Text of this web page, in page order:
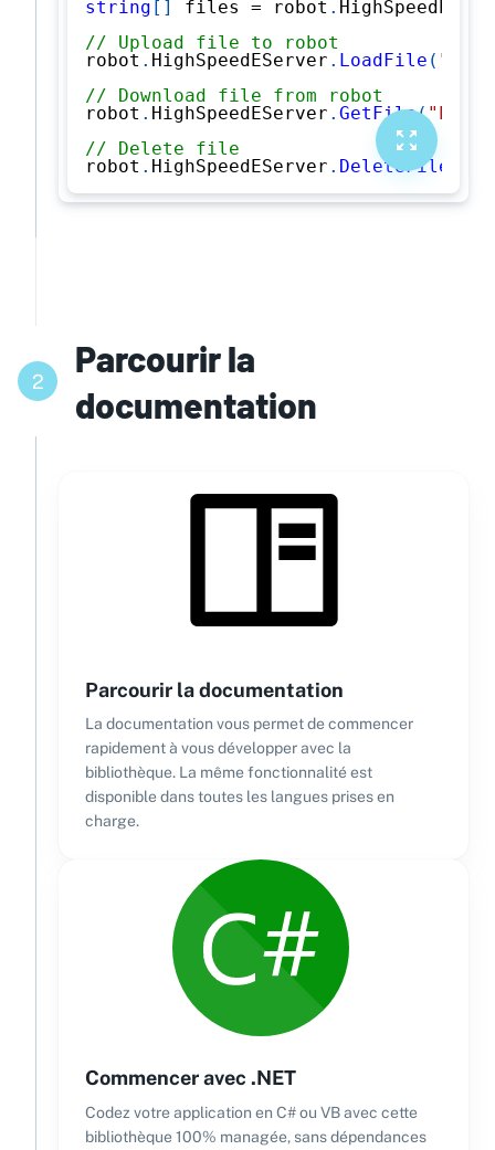
string [ ] files = robot .
// Upload file to robot
robot . HighSpeedEServer . LoadFile (
// Download file from robot
robot . HighSpeedEServer . GetFile(
// Delete file
robot . HighSpeedEServer . DeleteFile
2
Parcourir la
documentation
Parcourir la documentation
La documentation vous permet de commencer
rapidement à vous développer avec la
bibliothèque. La même fonctionnalité est
disponible dans toutes les langues prises en
charge.
Commencer avec .NET
Codez votre application en C# ou VB avec cette
bibliothèque 100% managée, sans dépendances